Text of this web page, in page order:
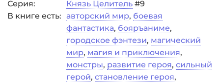
Серия:
Князь Целитель #9
В книге есть: авторский мир, боевая
фантастика, бояръаниме,
городское фэнтези, магический
мир, магия и приключения,
монстры, развитие героя, сильный
герой, становление героя,